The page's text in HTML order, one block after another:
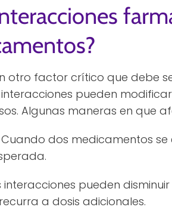
otro factor crítico que debe
pueden
Algunas maneras en que
Cuando dos medicamentos
interacciones pueden
a dosis adicionales.